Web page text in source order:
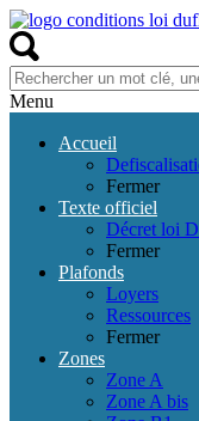
Menu
Accueil
Fermer
Texte officiel
Décret loi
Fermer
Plafonds
Loyers
Ressources
Fermer
Zones
Zone A
Zone A bis